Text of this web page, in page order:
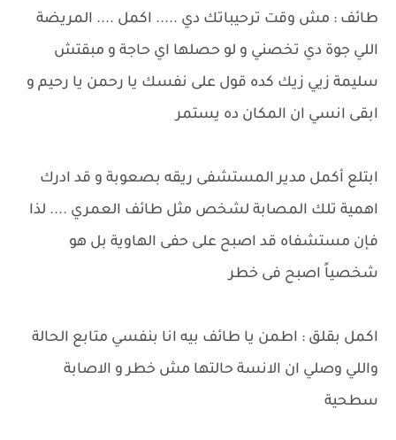
طائف : مش وقت ترحيباتك دي ..... اكمل .... المريضة
اللي جوة دي تخصني و لو حصلها اي حاجة و مبقتش
سليمة زيي زيك كده قول على نفسك يا رحمن يا رحيم و
ابقى انسي ان المكان ده يستمر
ابتلع أكمل مدير المستشفى ريقه بصعوبة و قد ادرك
اهمية تلك المصابة لشخص مثل طائف العمري .... لذا
فإن مستشفاه قد اصبح على حفى الهاوية بل هو
شخصياً اصبح فى خطر
اكمل بقلق : اطمن يا طائف بيه انا بنفسي متابع الحالة
واللي وصلي ان الانسة حالتها مش خطر و الاصابة
سطحية